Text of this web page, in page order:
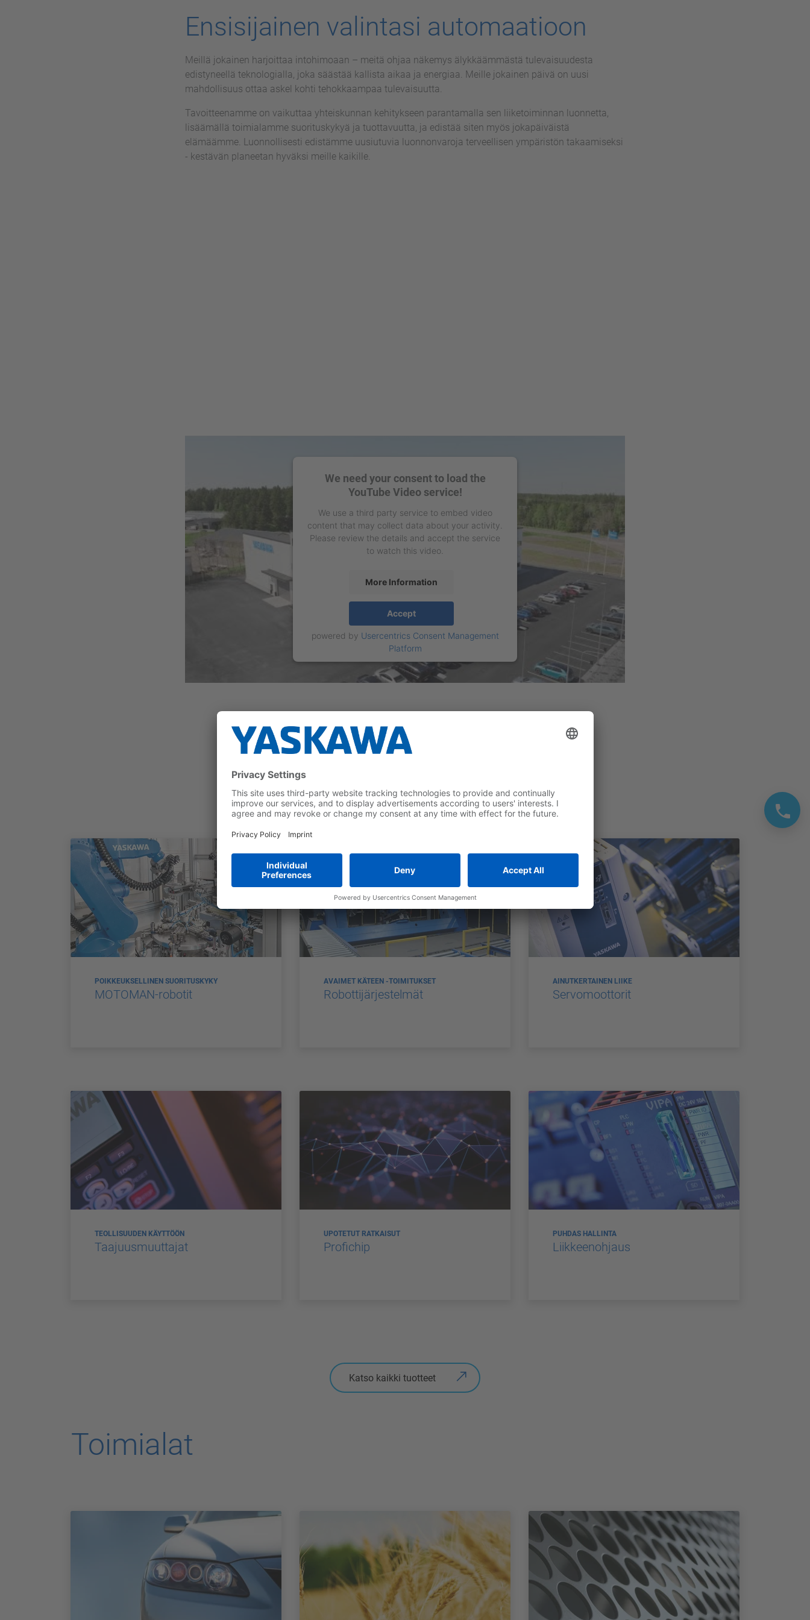
Ensisijainen valintasi automaatioon
Meillä jokainen harjoittaa intohimoaan – meitä ohjaa näkemys älykkäämmästä tulevaisuudesta
edistyneellä teknologialla, joka säästää kallista aikaa ja energiaa. Meille jokainen päivä on uusi
mahdollisuus ottaa askel kohti tehokkaampaa tulevaisuutta.
Tavoitteenamme on vaikuttaa yhteiskunnan kehitykseen parantamalla sen liiketoiminnan luonnetta,
lisäämällä toimialamme suorituskykyä ja tuottavuutta, ja edistää siten myös jokapäiväistä
elämäämme. Luonnollisesti edistämme uusiutuvia luonnonvaroja terveellisen ympäristön takaamiseksi
- kestävän planeetan hyväksi meille kaikille.
We need your consent to load the
YouTube Video service!
We use a third party service to embed video
content that may collect data about your activity.
Please review the details and accept the service
to watch this video.
More Information
Accept
powered by Usercentrics Consent Management
Platform
POIKKEUKSELLINEN SUORITUSKYKY
MOTOMAN-robotit
AVAIMET KÄTEEN -TOIMITUKSET
Robottijärjestelmät
AINUTKERTAINEN LIIKE
Servomoottorit
TEOLLISUUDEN KÄYTTÖÖN
Taajuusmuuttajat
UPOTETUT RATKAISUT
Profichip
PUHDAS HALLINTA
Liikkeenohjaus
Katso kaikki tuotteet
Toimialat